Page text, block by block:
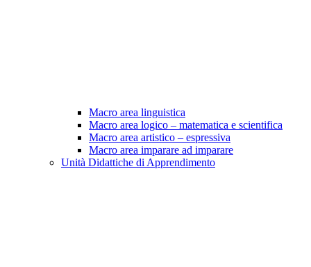
Macro area linguistica
Macro area logico – matematica e scientifica
Macro area artistico – espressiva
Macro area imparare ad imparare
Unità Didattiche di Apprendimento